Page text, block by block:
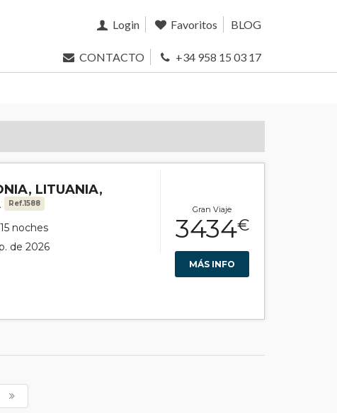
Login Favoritos BLOG
CONTACTO +34 958 15 03 17
LITUANIA,
Ref.1588
noches
de 2026
Gran Viaje
3434€
MÁS INFO